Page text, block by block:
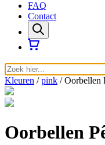
FAQ
Contact
Kleuren /pink / Oorbellen
Oorbellen